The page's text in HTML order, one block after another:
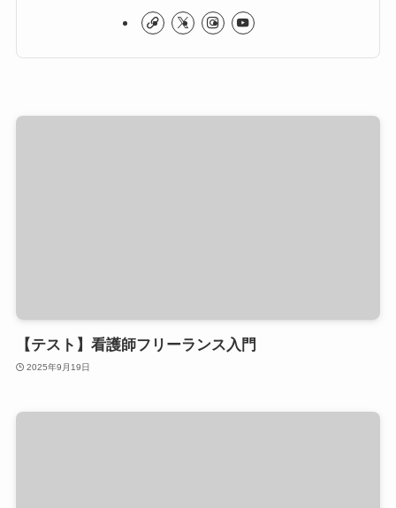
【テスト】看護師フリーランス入門
2025年9月19日